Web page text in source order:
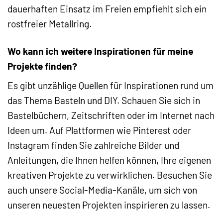
dauerhaften Einsatz im Freien empfiehlt sich ein
rostfreier Metallring.
Wo kann ich weitere Inspirationen für meine
Projekte finden?
Es gibt unzählige Quellen für Inspirationen rund um
das Thema Basteln und DIY. Schauen Sie sich in
Bastelbüchern, Zeitschriften oder im Internet nach
Ideen um. Auf Plattformen wie Pinterest oder
Instagram finden Sie zahlreiche Bilder und
Anleitungen, die Ihnen helfen können, Ihre eigenen
kreativen Projekte zu verwirklichen. Besuchen Sie
auch unsere Social-Media-Kanäle, um sich von
unseren neuesten Projekten inspirieren zu lassen.